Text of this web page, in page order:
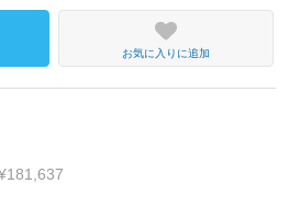
お気に入りに追加